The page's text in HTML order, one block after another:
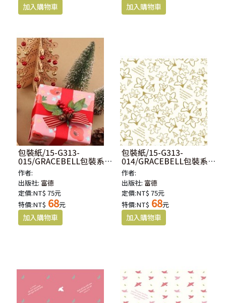
包裝紙/15-G313-
015/GRACEBELL包裝系列
原裝進口包裝紙-RED
FLOW
作者:
出版社: 富德
定價:NT$ 75元
特價:NT$ 68元
包裝紙/15-G313-
014/GRACEBELL包裝系列
原裝進口包裝紙-百合金
作者:
出版社: 富德
定價:NT$ 75元
特價:NT$ 68元